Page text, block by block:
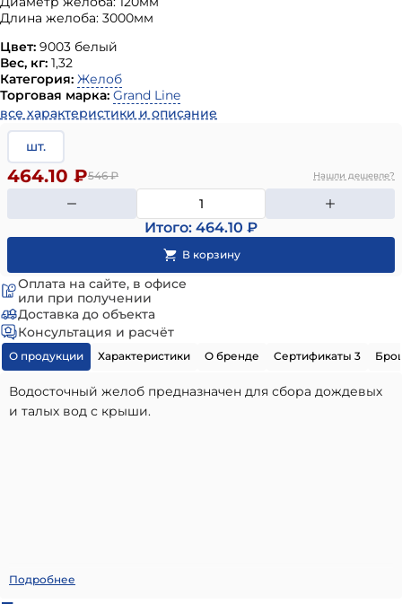
Длина желоба: 3000мм
Цвет: 9003 белый
Вес, кг: 1,32
Категория: Желоб
Торговая марка: Grand Line
все характеристики и описание
шт.
546₽
464.10 ₽ Нашли дешевле?
Итого: 464.10 ₽
Оплата на сайте, в офисе
или при получении
Доставка до объекта
Консультация и расчёт
О продукции Характеристики О бренде Сертификаты 3
Водосточный желоб предназначен для сбора дождевых
и талых вод с крыши.
Желоб Классика
Подробнее